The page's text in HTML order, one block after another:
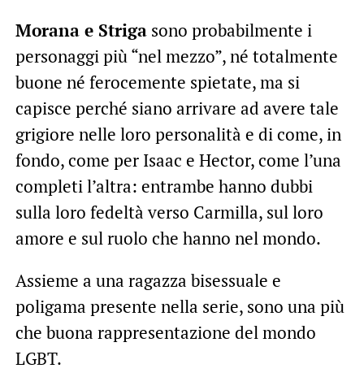
Morana e Strigasono probabilmente i
personaggi più “nel mezzo”, né totalmente
buone né ferocemente spietate, ma si
capisce perché siano arrivare ad avere tale
grigiore nelle loro personalità e di come, in
fondo, come per Isaac e Hector, come l’una
completi l’altra: entrambe hanno dubbi
sulla loro fedeltà verso Carmilla, sul loro
amore e sul ruolo che hanno nel mondo.
Assieme a una ragazza bisessuale e
poligama presente nella serie, sono una più
che buona rappresentazione del mondo
LGBT.